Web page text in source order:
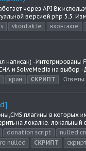
через API Вк
версией php 5.5.
vkontakte вконтакте
написан) -
и SolveMedia на выбор
кран СКРИПТ
в
на локалке. локальный
donation script nulled
nulled СКРИПТ